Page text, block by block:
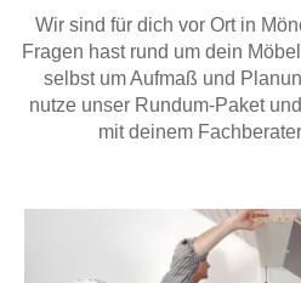
Massivholzschrank
Schuhschrank
Hängeschrank
Hängeboard
Kommode
TV-Möbel
Sideboard
aus
Badregal
Wir sind für dich vor Ort in
Fragen hast rund um dein
selbst um Aufmaß und
nutze unser Rundum-Paket
mit deinem
Fronten renovieren
Für Dachschrägen
Massivholz-Schränke & -Regale
White Living